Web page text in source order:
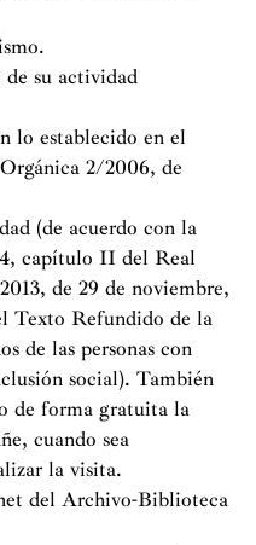
de su actividad
lo establecido en el
2/2006, de
(de acuerdo con la
capítulo II del Real
de 29 de noviembre,
Texto Refundido de la
de las personas con
social). También
de forma gratuita la
cuando sea
la visita.
del Archivo-Biblioteca